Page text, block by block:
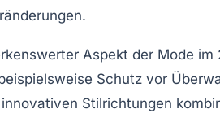
.
Aspekt der Mode im
Schutz vor
Stilrichtungen